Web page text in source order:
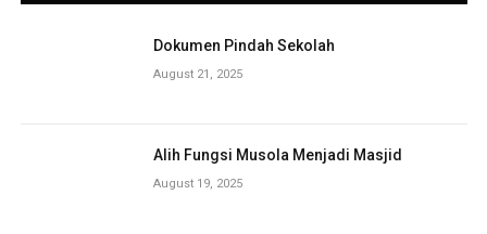
Dokumen Pindah Sekolah
August 21, 2025
Alih Fungsi Musola Menjadi Masjid
August 19, 2025